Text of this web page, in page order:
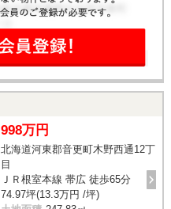
998万円
北海道河東郡音更町木野西通12丁
目
ＪＲ根室本線 帯広 徒歩65分
74.97坪(13.3万円 /坪)